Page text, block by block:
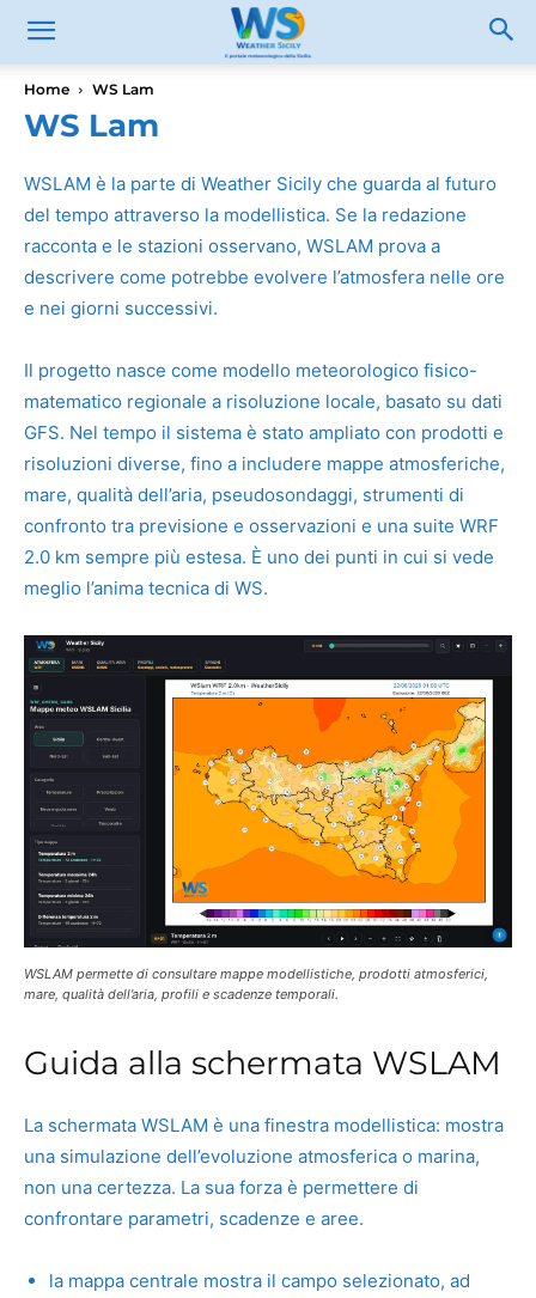
Home WS Lam
WS Lam
WSLAM è la parte di Weather Sicily che guarda al futuro
del tempo attraverso la modellistica. Se la redazione
racconta e le stazioni osservano, WSLAM prova a
descrivere come potrebbe evolvere l’atmosfera nelle ore
e nei giorni successivi.
Il progetto nasce come modello meteorologico fisico-
matematico regionale a risoluzione locale, basato su dati
GFS. Nel tempo il sistema è stato ampliato con prodotti e
risoluzioni diverse, fino a includere mappe atmosferiche,
mare, qualità dell’aria, pseudosondaggi, strumenti di
confronto tra previsione e osservazioni e una suite WRF
2.0 km sempre più estesa. È uno dei punti in cui si vede
meglio l’anima tecnica di WS.
WSLAM permette di consultare mappe modellistiche, prodotti atmosferici,
mare, qualità dell’aria, profili e scadenze temporali.
Guida alla schermata WSLAM
La schermata WSLAM è una finestra modellistica: mostra
una simulazione dell’evoluzione atmosferica o marina,
non una certezza. La sua forza è permettere di
confrontare parametri, scadenze e aree.
la mappa centrale mostra il campo selezionato, ad